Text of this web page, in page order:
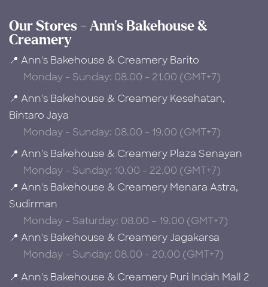
Our Stores - Ann's Bakehouse &
Creamery
📍 Ann's Bakehouse & Creamery Barito
Monday - Sunday: 08.00 - 21.00 (GMT+7)
📍 Ann's Bakehouse & Creamery Kesehatan,
Bintaro Jaya
Monday - Sunday: 08.00 - 19.00 (GMT+7)
📍 Ann's Bakehouse & Creamery Plaza Senayan
Monday - Sunday: 10.00 - 22.00 (GMT+7)
📍 Ann's Bakehouse & Creamery Menara Astra,
Sudirman
Monday - Saturday: 08.00 – 19.00 (GMT+7)
📍 Ann's Bakehouse & Creamery Jagakarsa
Monday - Sunday: 08.00 - 20.00 (GMT+7)
📍 Ann's Bakehouse & Creamery Puri Indah Mall 2